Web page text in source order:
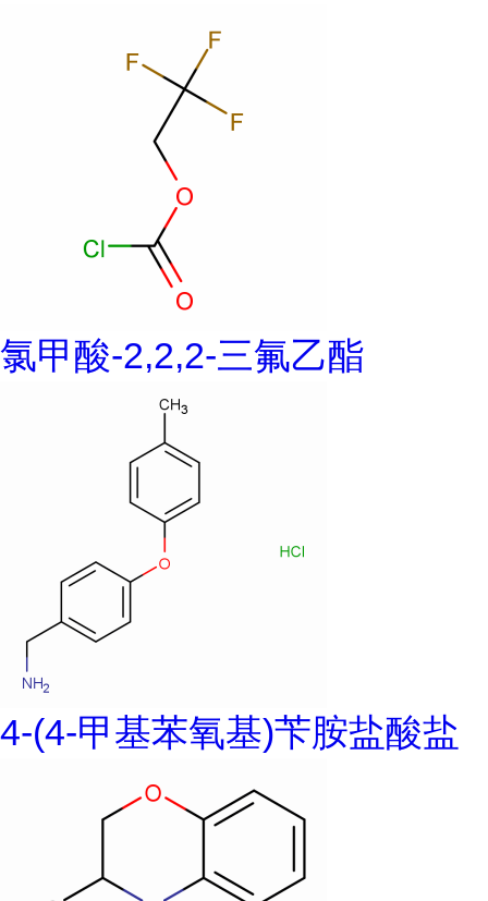
氯甲酸-2,2,2-三氟乙酯
4-(4-甲基苯氧基)苄胺盐酸盐